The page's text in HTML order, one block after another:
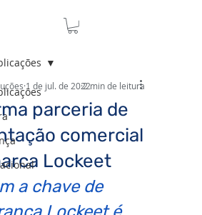
parceria de
comercial
Lockeet
1 de jul. de 20222 min de leitura
a chave de